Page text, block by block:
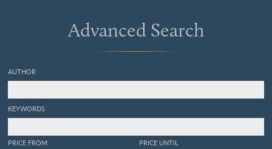
Advanced Search
AUTHOR
KEYWORDS
PRICE FROM PRICE UNTIL